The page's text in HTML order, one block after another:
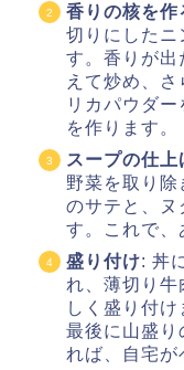
香りの核を作
切りにしたニ
す。香りが出
えて炒め、
リカパウダー
を作ります。
スープの仕上
野菜を取り
のサテと、ヌ
す。これで、
盛り付け: 丼
れ、薄切り
しく盛り付
最後に山盛り
れば、自宅が